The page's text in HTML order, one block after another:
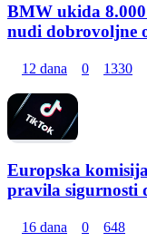
BMW ukida
nudi dobrovoljne
12 dana 0 1330
Europska
pravila sigurnosti
16 dana 0 648